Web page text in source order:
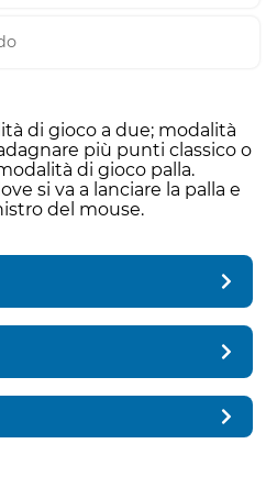
di gioco a due; modalità
più punti classico o
di gioco palla.
si va a lanciare la palla e
del mouse.